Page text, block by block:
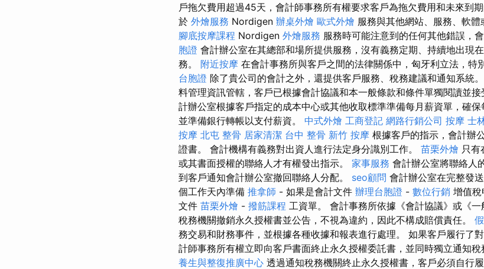
戶拖欠費用超過45天，會計師事務所有權要求客戶為拖欠費用和未來到
於 外燴服務 Nordigen 辦桌外燴 歐式外燴 服務與其他網站、服務、軟
腳底按摩課程 Nordigen 外燴服務 服務時可能注意到的任何其他錯誤，
胞證 會計辦公室在其總部和場所提供服務，沒有義務定期、持續地出現
務。 附近按摩 在會計事務所與客戶之間的法律關係中，匈牙利立法，特
台胞證 除了貴公司的會計之外，還提供客戶服務、稅務建議和通知系統
料管理資訊管轄，客戶已根據會計協議和本一般條款和條件單獨閱讀並
計辦公室根據客戶指定的成本中心或其他收取標準準備每月薪資單，確保
並準備銀行轉帳以支付薪資。 中式外燴 工商登記 網路行銷公司 按摩 士
按摩 北屯 整骨 居家清潔 台中 整骨 新竹 按摩 根據客戶的指示，會計辦
證書。 會計機構有義務對出資人進行法定身分識別工作。 苗栗外燴 只
或其書面授權的聯絡人才有權發出指示。 家事服務 會計辦公室將聯絡人
到客戶通知會計辦公室撤回聯絡人分配。 seo顧問 會計辦公室在完整發
個工作天內準備 推拿師 - 如果是會計文件 辦理台胞證 - 數位行銷 增值稅
文件 苗栗外燴 - 撥筋課程 工資單。 會計事務所依據《會計協議》或《
稅務機關撤銷永久授權書並公告，不視為違約，因此不構成賠償責任。
務交易和財務事件，並根據各種收據和報表進行處理。 如果客戶履行了
計師事務所有權立即向客戶書面終止永久授權委託書，並同時獨立通知稅
養生與整復推廣中心 透過通知稅務機關終止永久授權書，客戶必須自行